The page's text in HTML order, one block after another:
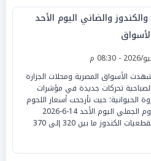
والضاني اليوم الأحد
الأسواق المصرية ومحلات الجزارة
الصباحية تحركات جديدة في مؤشرات
الحيوانية؛ حيث تأرجحت أسعار اللحوم
والضاني والمفروم الجملي اليوم الأحد 14-6-2026
لتتراوح أسعار القطعيات الكندوز ما بين 320 إلى 370